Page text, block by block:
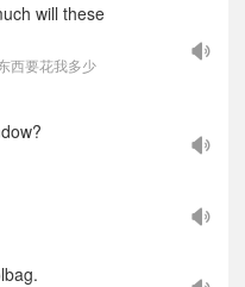
will these
西要花我多少